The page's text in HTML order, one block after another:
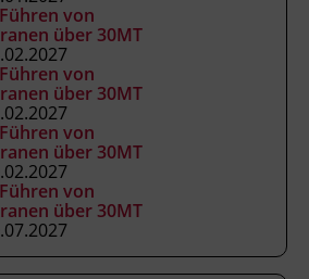
FK-V
FK-V und
Unterrichtet nach
von
über 30MT
von
über 30MT
von
über 30MT
von
über 30MT